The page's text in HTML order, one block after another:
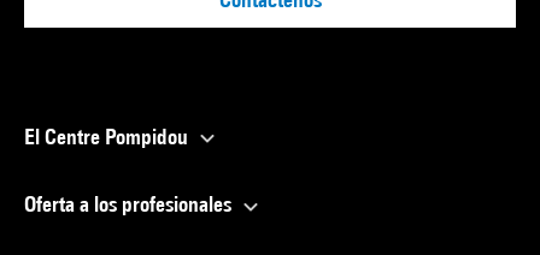
El Centre Pompidou
Oferta a los profesionales